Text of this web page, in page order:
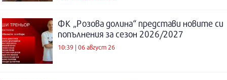
ФК „Розова долина“ представи новите си
попълнения за сезон 2026/2027
10:39 | 06 август 26